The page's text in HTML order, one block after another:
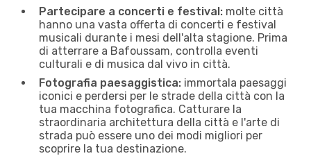
Partecipare a concerti e festival: molte città
hanno una vasta offerta di concerti e festival
musicali durante i mesi dell'alta stagione. Prima
di atterrare a Bafoussam, controlla eventi
culturali e di musica dal vivo in città.
Fotografia paesaggistica: immortala paesaggi
iconici e perdersi per le strade della città con la
tua macchina fotografica. Catturare la
straordinaria architettura della città e l'arte di
strada può essere uno dei modi migliori per
scoprire la tua destinazione.